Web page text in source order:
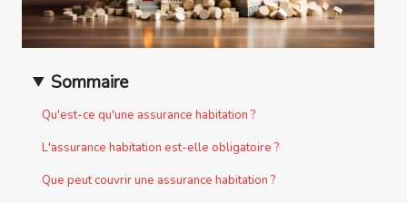
Sommaire
Qu'est-ce qu'une assurance habitation ?
L'assurance habitation est-elle obligatoire ?
Que peut couvrir une assurance habitation ?